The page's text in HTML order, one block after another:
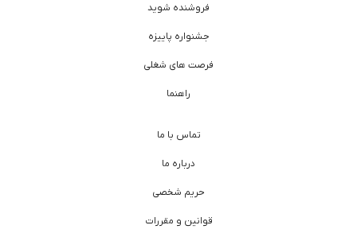
فروشنده شوید
جشنواره پاییزه
فرصت های شغلی
راهنما
تماس با ما
درباره ما
حریم شخصی
قوانین و مقررات